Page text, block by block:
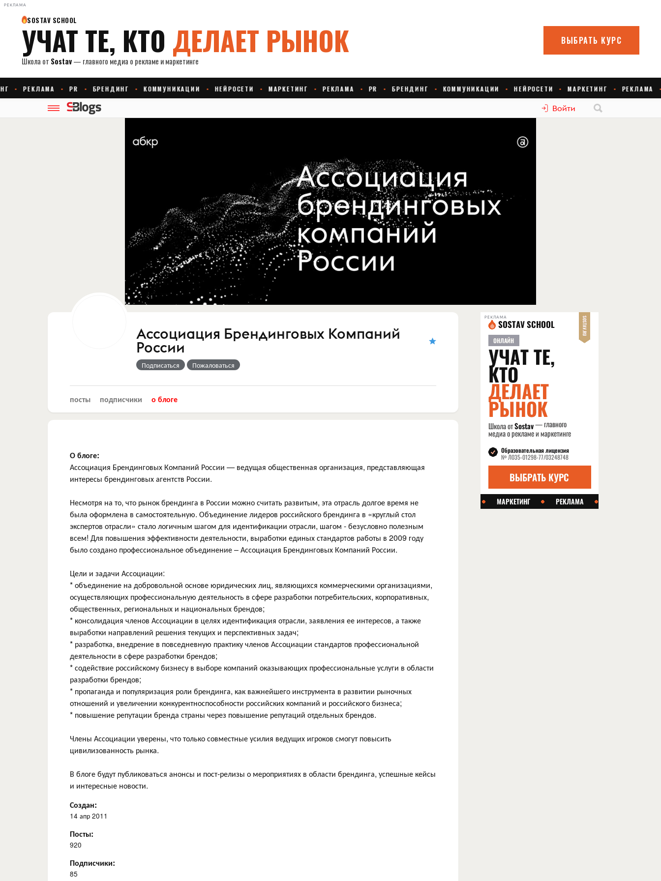
РЕКЛАМА
Войти
Ассоциация Брендинговых Компаний
России
Подписаться Пожаловаться
посты подписчики о блоге
О блоге:
Ассоциация Брендинговых Компаний России — ведущая общественная организация, представляющая
интересы брендинговых агентств России.
Несмотря на то, что рынок брендинга в России можно считать развитым, эта отрасль долгое время не
была оформлена в самостоятельную. Объединение лидеров российского брендинга в «круглый стол
экспертов отрасли» стало логичным шагом для идентификации отрасли, шагом - безусловно полезным
всем! Для повышения эффективности деятельности, выработки единых стандартов работы в 2009 году
было создано профессиональное объединение – Ассоциация Брендинговых Компаний России.
Цели и задачи Ассоциации:
* объединение на добровольной основе юридических лиц, являющихся коммерческими организациями,
осуществляющих профессиональную деятельность в сфере разработки потребительских, корпоративных,
общественных, региональных и национальных брендов;
* консолидация членов Ассоциации в целях идентификация отрасли, заявления ее интересов, а также
выработки направлений решения текущих и перспективных задач;
* разработка, внедрение в повседневную практику членов Ассоциации стандартов профессиональной
деятельности в сфере разработки брендов;
* содействие российскому бизнесу в выборе компаний оказывающих профессиональные услуги в области
разработки брендов;
* пропаганда и популяризация роли брендинга, как важнейшего инструмента в развитии рыночных
отношений и увеличении конкурентноспособности российских компаний и российского бизнеса;
* повышение репутации бренда страны через повышение репутаций отдельных брендов.
Члены Ассоциации уверены, что только совместные усилия ведущих игроков смогут повысить
цивилизованность рынка.
В блоге будут публиковаться анонсы и пост-релизы о мероприятиях в области брендинга, успешные кейсы
и интересные новости.
Создан:
14 апр 2011
Посты:
920
Подписчики:
85
РЕКЛАМА